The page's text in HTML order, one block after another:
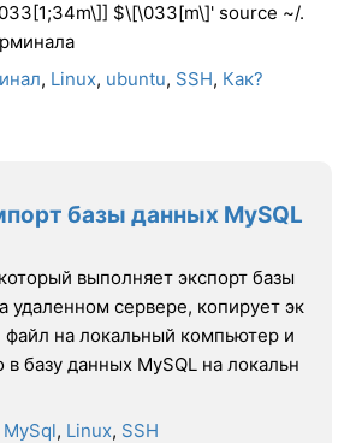
$\[\033[m\]' source ~/.
, Linux, ubuntu, SSH, Как?
базы данных MySQL
выполняет экспорт базы
удаленном сервере, копирует эк
на локальный компьютер и
в базу данных MySQL на локальн
MySql, Linux, SSH